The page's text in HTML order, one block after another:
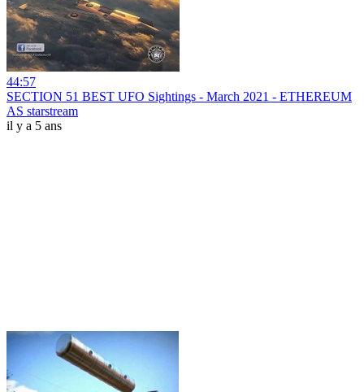
44:57
SECTION 51 BEST UFO Sightings - March 2021 - ETHEREUM
AS starstream
il y a 5 ans